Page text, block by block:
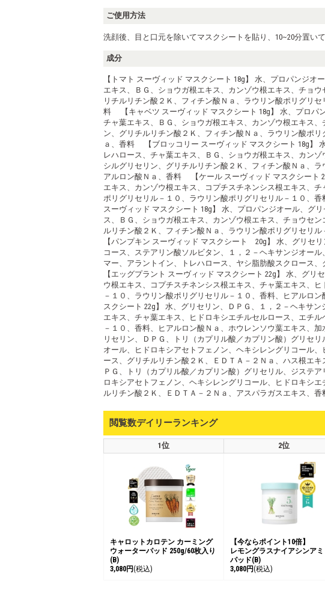
ご使用方法
洗顔後、目と口元を除いてマスクシートを貼り、10~20分置い
成分
【トマト スーヴィッド マスクシート 18g】 水、プロパンジ
エキス、ＢＧ、ショウガ根エキス、カンゾウ根エキス、チョ
リチルリチン酸２Ｋ、フィチン酸Ｎａ、ラウリン酸ポリグリ
料 【キャベツ スーヴィッド マスクシート 18g】 水、プロパ
チャ葉エキス、ＢＧ、ショウガ根エキス、カンゾウ根エキス
ン、グリチルリチン酸２Ｋ、フィチン酸Ｎａ、ラウリン酸ポ
ａ、香料 【ブロッコリー スーヴィッド マスクシート 18g】
レハロース、チャ葉エキス、ＢＧ、ショウガ根エキス、カン
シルグリセリン、グリチルリチン酸２Ｋ、フィチン酸Ｎａ、
アルロン酸Ｎａ、香料 【ケール スーヴィッド マスクシート
エキス、カンゾウ根エキス、コプチスチネンシス根エキス、
ポリグリセリル－１０、ラウリン酸ポリグリセリル－１０、
スーヴィッド マスクシート 18g】 水、プロパンジオール、グ
ス、ＢＧ、ショウガ根エキス、カンゾウ根エキス、チョウセ
ルリチン酸２Ｋ、フィチン酸Ｎａ、ラウリン酸ポリグリセリ
【パンプキン スーヴィッド マスクシート 20g】 水、グリセ
コース、ステアリン酸ソルビタン、１，２－ヘキサンジオー
マー、アラントイン、トレハロース、ヤシ脂肪酸スクロース
【エッグプラント スーヴィッド マスクシート 22g】 水、グ
ウ根エキス、コプチスチネンシス根エキス、チャ葉エキス、
－１０、ラウリン酸ポリグリセリル－１０、香料、ヒアルロ
スクシート 22g】 水、グリセリン、ＤＰＧ、１，２－ヘキサ
エキス、チャ葉エキス、ヒドロキシエチルセルロース、エチ
－１０、香料、ヒアルロン酸Ｎａ、ホウレンソウ葉エキス、
リセリン、ＤＰＧ、トリ（カプリル酸／カプリン酸）グリセ
オール、ヒドロキシアセトフェノン、ヘキシレングリコール
ース、グリチルリチン酸２Ｋ、ＥＤＴＡ－２Ｎａ、ハス根エ
ＰＧ、トリ（カプリル酸／カプリン酸）グリセリル、ジステ
ロキシアセトフェノン、ヘキシレングリコール、ヒドロキシ
ルリチン酸２Ｋ、ＥＤＴＡ－２Ｎａ、アスパラガスエキス、香
閲覧数デイリーランキング
1位 2位
キャロットカロテン カーミング
ウォーターパッド 250g/60枚入り
(B)
3,080円(税込)
【今ならポイント10倍】
レモングラスナイアシンアミ
パッド(B)
3,080円(税込)